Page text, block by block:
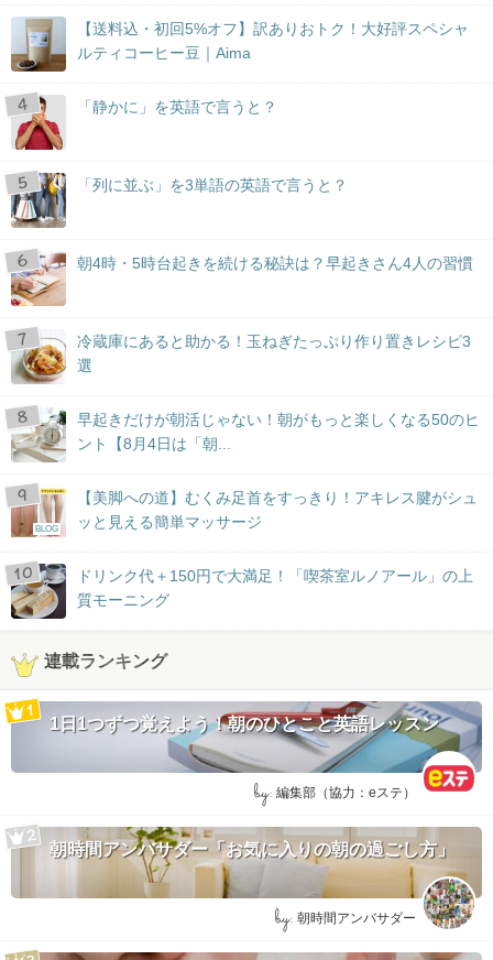
【送料込・初回5%オフ】訳ありおトク！大好評スペシャ
ルティコーヒー豆｜Aima
「静かに」を英語で言うと？
「列に並ぶ」を3単語の英語で言うと？
朝4時・5時台起きを続ける秘訣は？早起きさん4人の習慣
冷蔵庫にあると助かる！玉ねぎたっぷり作り置きレシピ3
選
早起きだけが朝活じゃない！朝がもっと楽しくなる50のヒ
ント【8月4日は「朝...
BLOG
【美脚への道】むくみ足首をすっきり！アキレス腱がシュ
ッと見える簡単マッサージ
ドリンク代＋150円で大満足！「喫茶室ルノアール」の上
質モーニング
連載ランキング
1日1つずつ覚えよう！朝のひとこと英語レッスン
by: 編集部（協力：eステ）
朝時間アンバサダー「お気に入りの朝の過ごし方」
by: 朝時間アンバサダー